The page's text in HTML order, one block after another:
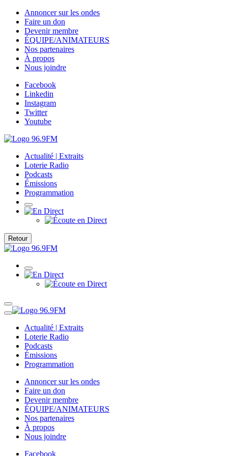
Annoncer sur les ondes
Faire un don
Devenir membre
ÉQUIPE/ANIMATEURS
Nos partenaires
À propos
Nous joindre
Facebook
Linkedin
Instagram
Twitter
Youtube
Actualité | Extraits
Loterie Radio
Podcasts
Émissions
Programmation
Retour
Actualité | Extraits
Loterie Radio
Podcasts
Émissions
Programmation
Annoncer sur les ondes
Faire un don
Devenir membre
ÉQUIPE/ANIMATEURS
Nos partenaires
À propos
Nous joindre
Facebook